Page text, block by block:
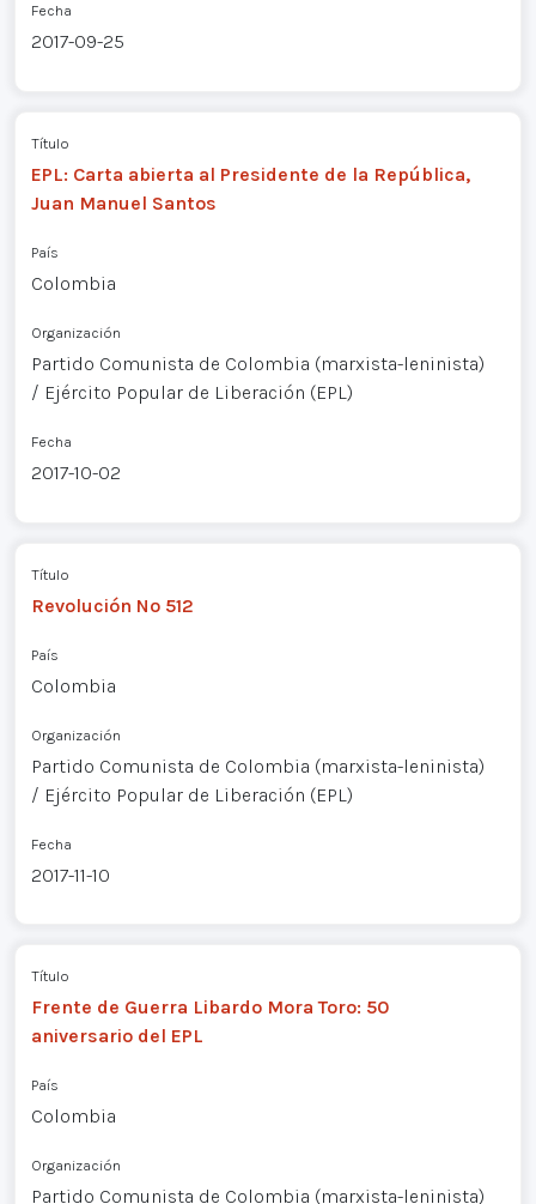
Fecha
2017-09-25
Título
EPL: Carta abierta al Presidente de la República,
Juan Manuel Santos
País
Colombia
Organización
Partido Comunista de Colombia (marxista-leninista)
/ Ejército Popular de Liberación (EPL)
Fecha
2017-10-02
Título
Revolución Nº 512
País
Colombia
Organización
Partido Comunista de Colombia (marxista-leninista)
/ Ejército Popular de Liberación (EPL)
Fecha
2017-11-10
Título
Frente de Guerra Libardo Mora Toro: 50
aniversario del EPL
País
Colombia
Organización
Partido Comunista de Colombia (marxista-leninista)